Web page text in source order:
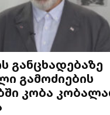
განცხადებაზე
გამოძიების
კობა